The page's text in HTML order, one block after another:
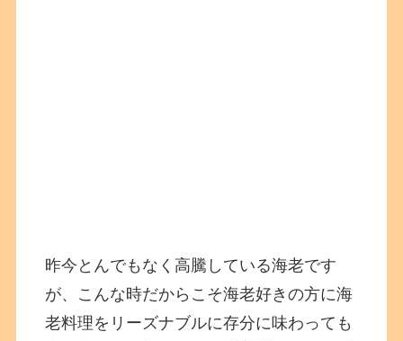
昨今とんでもなく高騰している海老です
が、こんな時だからこそ海老好きの方に海
老料理をリーズナブルに存分に味わっても